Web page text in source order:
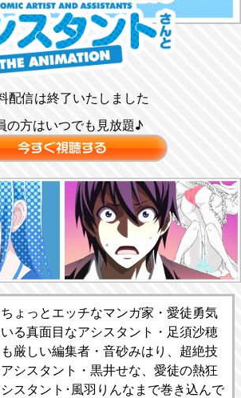
配信は終了いたしました
の方はいつでも見放題♪
ょっとエッチなマンガ家・愛徒勇気
る真面目なアシスタント・足須沙穂
厳しい編集者・音砂みはり、超絶技
シスタント・黒井せな、愛徒の熱狂
スタント･風羽りんなまで巻き込んで